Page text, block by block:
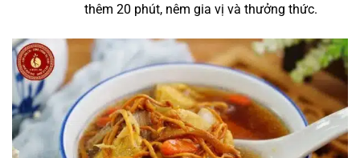
thêm 20 phút, nêm gia vị và thưởng thức.